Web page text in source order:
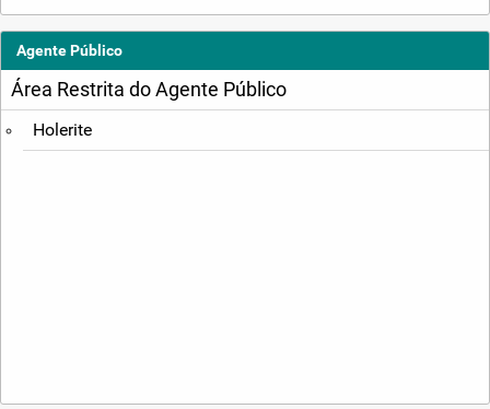
Agente Público
Área Restrita do Agente Público
Holerite